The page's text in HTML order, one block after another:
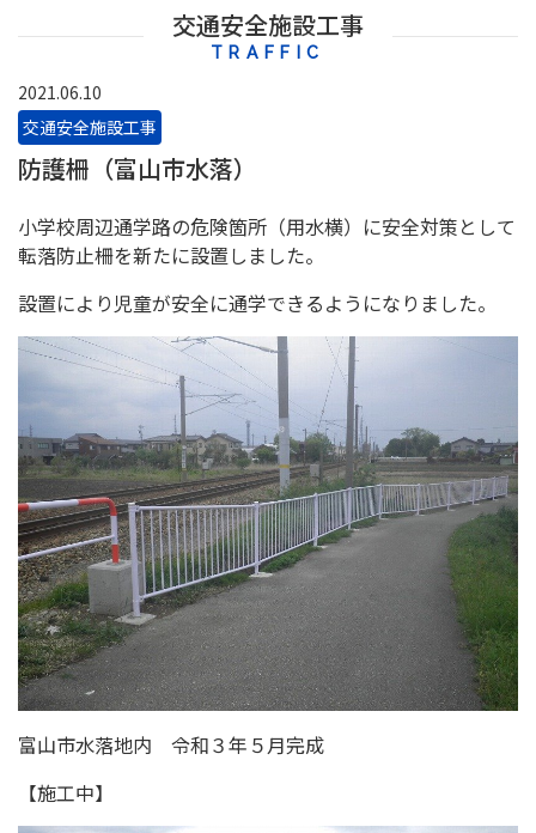
交通安全施設工事
TRAFFIC
2021.06.10
交通安全施設工事
防護柵（富山市水落）
小学校周辺通学路の危険箇所（用水横）に安全対策として
転落防止柵を新たに設置しました。
設置により児童が安全に通学できるようになりました。
富山市水落地内 令和３年５月完成
【施工中】